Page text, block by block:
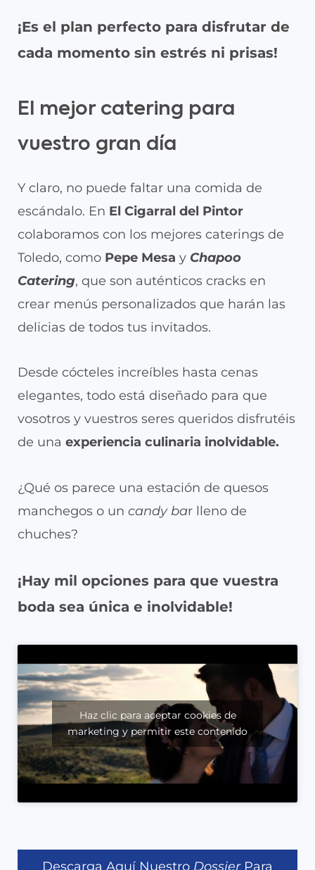
¡Es el plan perfecto para disfrutar de
cada momento sin estrés ni prisas!​
El mejor catering para
vuestro gran día
Y claro, no puede faltar una comida de
escándalo. En El Cigarral del Pintor
colaboramos con los mejores caterings de
Toledo, como Pepe Mesa y Chapoo
Catering, que son auténticos cracks en
crear menús personalizados que harán las
delicias de todos tus invitados​​.
Desde cócteles increíbles hasta cenas
elegantes, todo está diseñado para que
vosotros y vuestros seres queridos disfrutéis
de una experiencia culinaria inolvidable.
¿Qué os parece una estación de quesos
manchegos o un candy bar lleno de
chuches?
¡Hay mil opciones para que vuestra
boda sea única e inolvidable!
Haz clic para aceptar cookies de
marketing y permitir este contenido
Descarga Aquí Nuestro Dossier Para